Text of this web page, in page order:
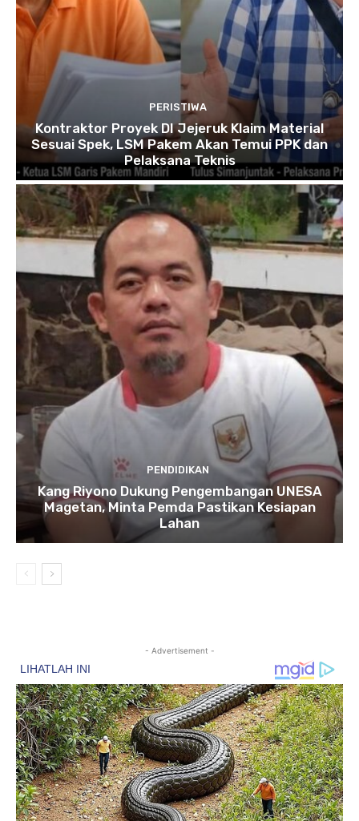
PERISTIWA
Kontraktor Proyek DI Jejeruk Klaim Material
Sesuai Spek, LSM Pakem Akan Temui PPK dan
Pelaksana Teknis
PENDIDIKAN
Kang Riyono Dukung Pengembangan UNESA
Magetan, Minta Pemda Pastikan Kesiapan
Lahan
- Advertisement -